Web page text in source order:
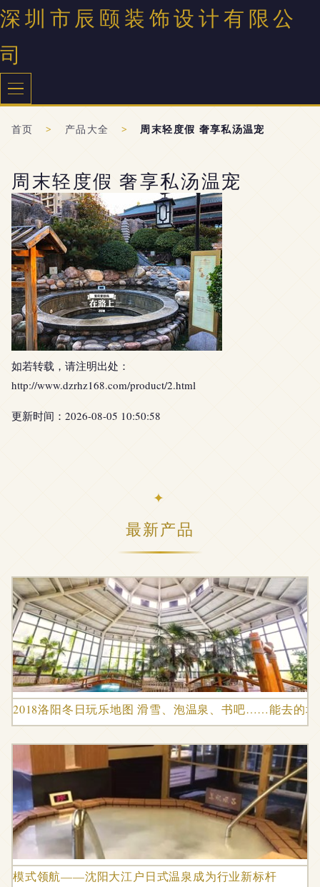
深圳市辰颐装饰设计有限公
司
首页 > 产品大全 > 周末轻度假 奢享私汤温宠
周末轻度假 奢享私汤温宠
如若转载，请注明出处：
http://www.dzrhz168.com/product/2.html
更新时间：2026-08-05 10:50:58
最新产品
2018洛阳冬日玩乐地图 滑雪、泡温泉、书吧……能去的地
模式领航——沈阳大江户日式温泉成为行业新标杆